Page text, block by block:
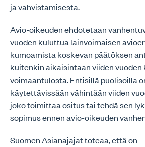
ja vahvistamisesta.
Avio-oikeuden ehdotetaan
vuoden kuluttua lainvoimaisen
kumoamista koskevan päätöksen
kuitenkin aikaisintaan viiden
voimaantulosta. Entisillä puolisoilla
käytettävissään vähintään viiden
joko toimittaa ositus tai tehdä sen
sopimus ennen avio-oikeuden
Suomen Asianajajat toteaa, että on